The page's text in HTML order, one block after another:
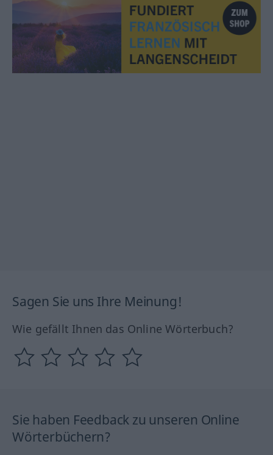
Sagen Sie uns Ihre Meinung!
Wie gefällt Ihnen das Online Wörterbuch?
Sie haben Feedback zu unseren Online
Wörterbüchern?